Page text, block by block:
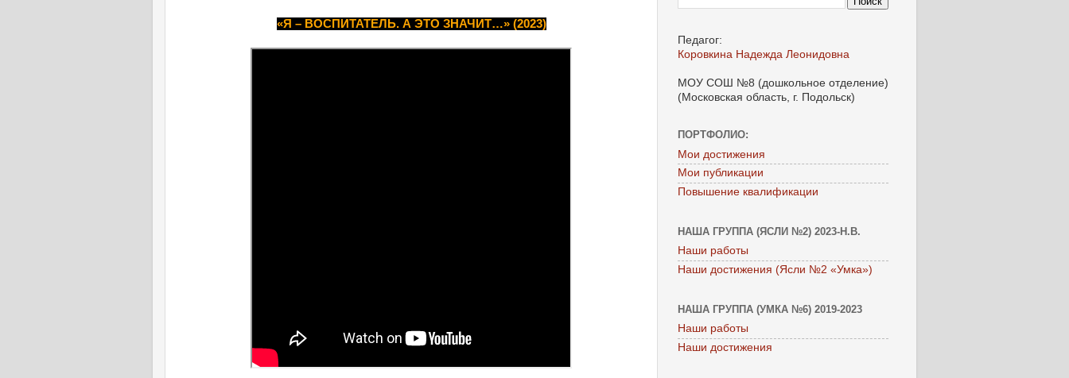
«Я – ВОСПИТАТЕЛЬ. А ЭТО ЗНАЧИТ…» (2023)
Педагог:
Коровкина Надежда Леонидовна
МОУ СОШ №8 (дошкольное отделение)
(Московская область, г. Подольск)
ПОРТФОЛИО:
Мои достижения
Мои публикации
Повышение квалификации
НАША ГРУППА (ЯСЛИ №2) 2023-Н.В.
Наши работы
Наши достижения (Ясли №2 «Умка»)
НАША ГРУППА (УМКА №6) 2019-2023
Наши работы
Наши достижения